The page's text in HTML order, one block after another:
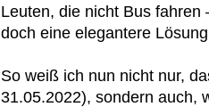
Leuten, die nicht Bus fahren
doch eine elegantere
So weiß ich nun nicht nur,
31.05.2022), sondern auch,